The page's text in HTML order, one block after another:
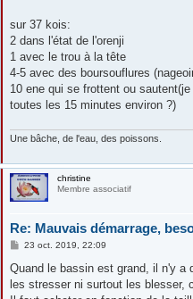
g
sur 37 kois:
2 dans l'état de l'orenji
1 avec le trou à la tête
4-5 avec des boursouflures
10 ene qui se frottent ou
toutes les 15 minutes environ ?)
Une bâche, de l'eau, des poissons.
christine
Membre associatif
Re: Mauvais démarrage,
M
s
a
23 oct. 2019, 22:09
Quand le bassin est grand, il n'y a
les stresser ni surtout les blesser,